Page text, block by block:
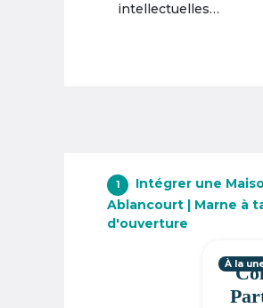
intellectuelles…
1
Intégrer une
Ablancourt | Marne à
d'ouverture
À la